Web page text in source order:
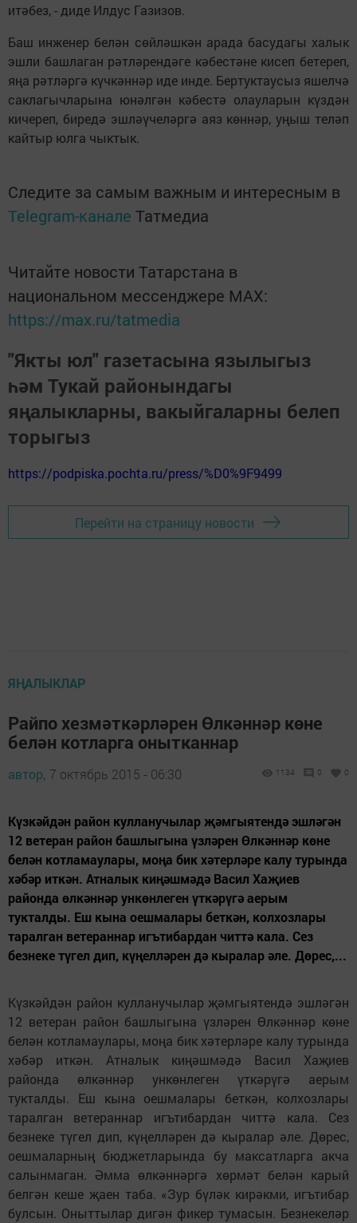
итәбез, - диде Илдус Газизов.
Баш инженер белән сөйләшкән арада басудагы халык
эшли башлаган рәтләрендәге кәбестәне кисеп бетереп,
яңа рәтләргә күчкәннәр иде инде. Бертуктаусыз яшелчә
саклагычларына юнәлгән кәбестә олауларын күздән
кичереп, биредә эшләүчеләргә аяз көннәр, уңыш теләп
кайтыр юлга чыктык.
Следите за самым важным и интересным в
Telegram-канале Татмедиа
Читайте новости Татарстана в
национальном мессенджере MАХ:
https://max.ru/tatmedia
"Якты юл" газетасына язылыгыз
һәм Тукай районындагы
яңалыкларны, вакыйгаларны белеп
торыгыз
https://podpiska.pochta.ru/press/%D0%9F9499
Перейти на страницу новости
ЯҢАЛЫКЛАР
Райпо хезмәткәрләрен Өлкәннәр көне
белән котларга онытканнар
автор, 7 октябрь 2015 - 06:30 1134 0 0
Күзкәйдән район кулланучылар җәмгыятендә эшләгән
12 ветеран район башлыгына үзләрен Өлкәннәр көне
белән котламаулары, моңа бик хәтерләре калу турында
хәбәр иткән. Атналык киңәшмәдә Васил Хаҗиев
районда өлкәннәр ункөнлеген үткәрүгә аерым
тукталды. Еш кына оешмалары беткән, колхозлары
таралган ветераннар игътибардан читтә кала. Сез
безнеке түгел дип, күңелләрен дә кыралар әле. Дөрес,...
Күзкәйдән район кулланучылар җәмгыятендә эшләгән
12 ветеран район башлыгына үзләрен Өлкәннәр көне
белән котламаулары, моңа бик хәтерләре калу турында
хәбәр иткән. Атналык киңәшмәдә Васил Хаҗиев
районда өлкәннәр ункөнлеген үткәрүгә аерым
тукталды. Еш кына оешмалары беткән, колхозлары
таралган ветераннар игътибардан читтә кала. Сез
безнеке түгел дип, күңелләрен дә кыралар әле. Дөрес,
оешмаларның бюджетларында бу максатларга акча
салынмаган. Әмма өлкәннәргә хөрмәт белән карый
белгән кеше җаен таба. «Зур бүләк кирәкми, игътибар
булсын. Оныттылар дигән фикер тумасын. Безнекеләр